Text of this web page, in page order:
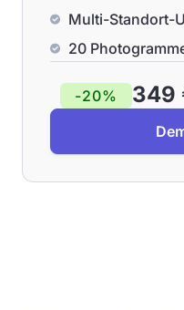
Multi-Standort-
20
-20% 349